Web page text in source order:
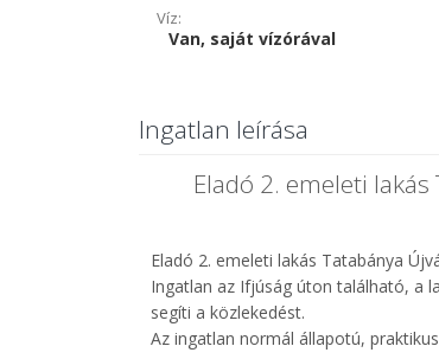
Víz:
Van, saját vízórával
Ingatlan leírása
Eladó 2. emeleti
Eladó 2. emeleti lakás Tatabánya
Ingatlan az Ifjúság úton található, a
segíti a közlekedést.
Az ingatlan normál állapotú,